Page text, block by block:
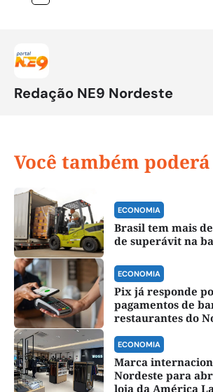
Redação NE9 Nordeste
Você também
ECONOMIA
Brasil tem mais
de superávit na
ECONOMIA
Pix já responde
pagamentos de
restaurantes do
ECONOMIA
Marca
Nordeste para
loja da América